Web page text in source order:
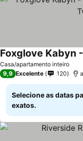
Casa/apartamento inteiro
9,9 Excelente 120
Selecione as datas
exatos.